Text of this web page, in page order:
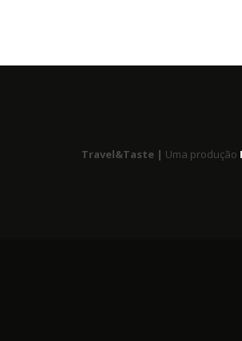
Travel&Taste | Uma produção